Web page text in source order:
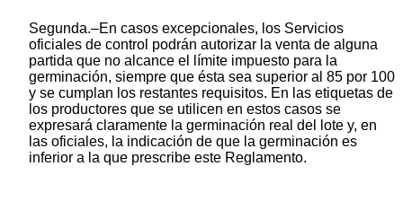
Segunda.–En casos excepcionales, los Servicios
oficiales de control podrán autorizar la venta de alguna
partida que no alcance el límite impuesto para la
germinación, siempre que ésta sea superior al 85 por 100
y se cumplan los restantes requisitos. En las etiquetas de
los productores que se utilicen en estos casos se
expresará claramente la germinación real del lote y, en
las oficiales, la indicación de que la germinación es
inferior a la que prescribe este Reglamento.